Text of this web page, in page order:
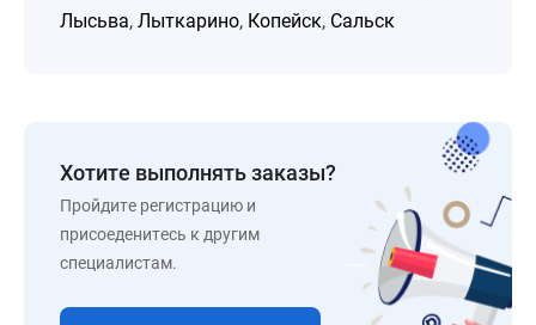
Лысьва, Лыткарино, Копейск, Сальск
Хотите выполнять заказы?
Пройдите регистрацию и
присоеденитесь к другим
специалистам.